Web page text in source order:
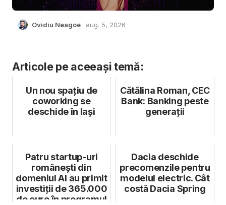
Ovidiu Neagoe aug. 5, 2026
Articole pe aceeași temă:
Un nou spațiu de
coworking se
deschide în Iași
Cătălina Roman, CEC
Bank: Banking peste
generații
Patru startup-uri
românești din
domeniul AI au primit
investiții de 365.000
de euro în programul
Dacia deschide
precomenzile pentru
modelul electric. Cât
costă Dacia Spring